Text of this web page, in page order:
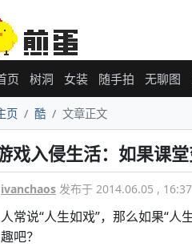
页 树洞 女装 随手拍 无聊图
页 酷 文章正文
戏入侵生活：如果课
ivanchaos 发布于 2014.06.05 , 16:37
人常说“人生如戏”，那么如果“人
趣吧？